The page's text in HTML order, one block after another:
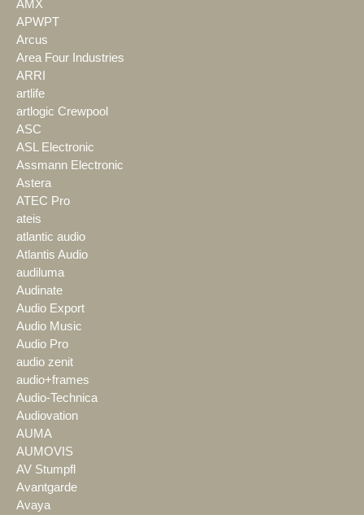
AMX
APWPT
Arcus
Area Four Industries
ARRI
artlife
artlogic Crewpool
ASC
ASL Electronic
Assmann Electronic
Astera
ATEC Pro
ateis
atlantic audio
Atlantis Audio
audiluma
Audinate
Audio Export
Audio Music
Audio Pro
audio zenit
audio+frames
Audio-Technica
Audiovation
AUMA
AUMOVIS
AV Stumpfl
Avantgarde
Avaya